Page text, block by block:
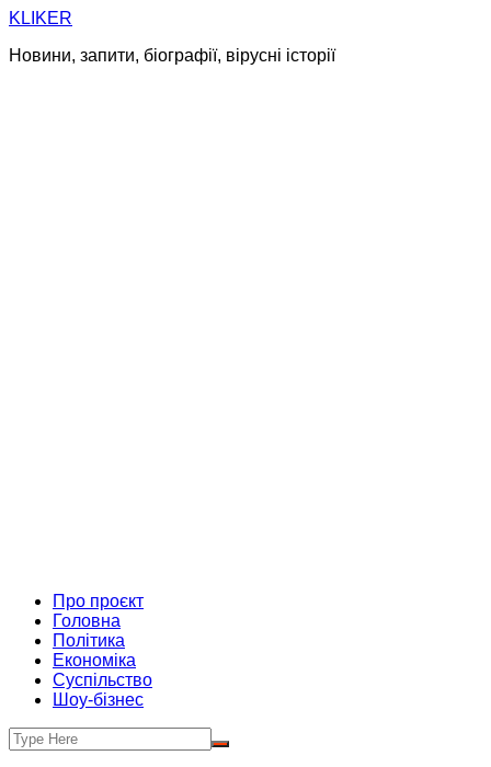
Skip
content
KLIKER
Новини, запити, біографії, вірусні історії
Про проєкт
Головна
Політика
Економіка
Суспільство
Шоу-бізнес